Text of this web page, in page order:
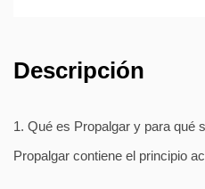
Descripción
1. Qué es Propalgar y para qué
Propalgar contiene el principio